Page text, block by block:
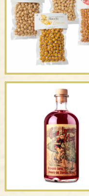
Vacuum-packed
Hazelnuts
Vacuum-packed
Hazelnuts